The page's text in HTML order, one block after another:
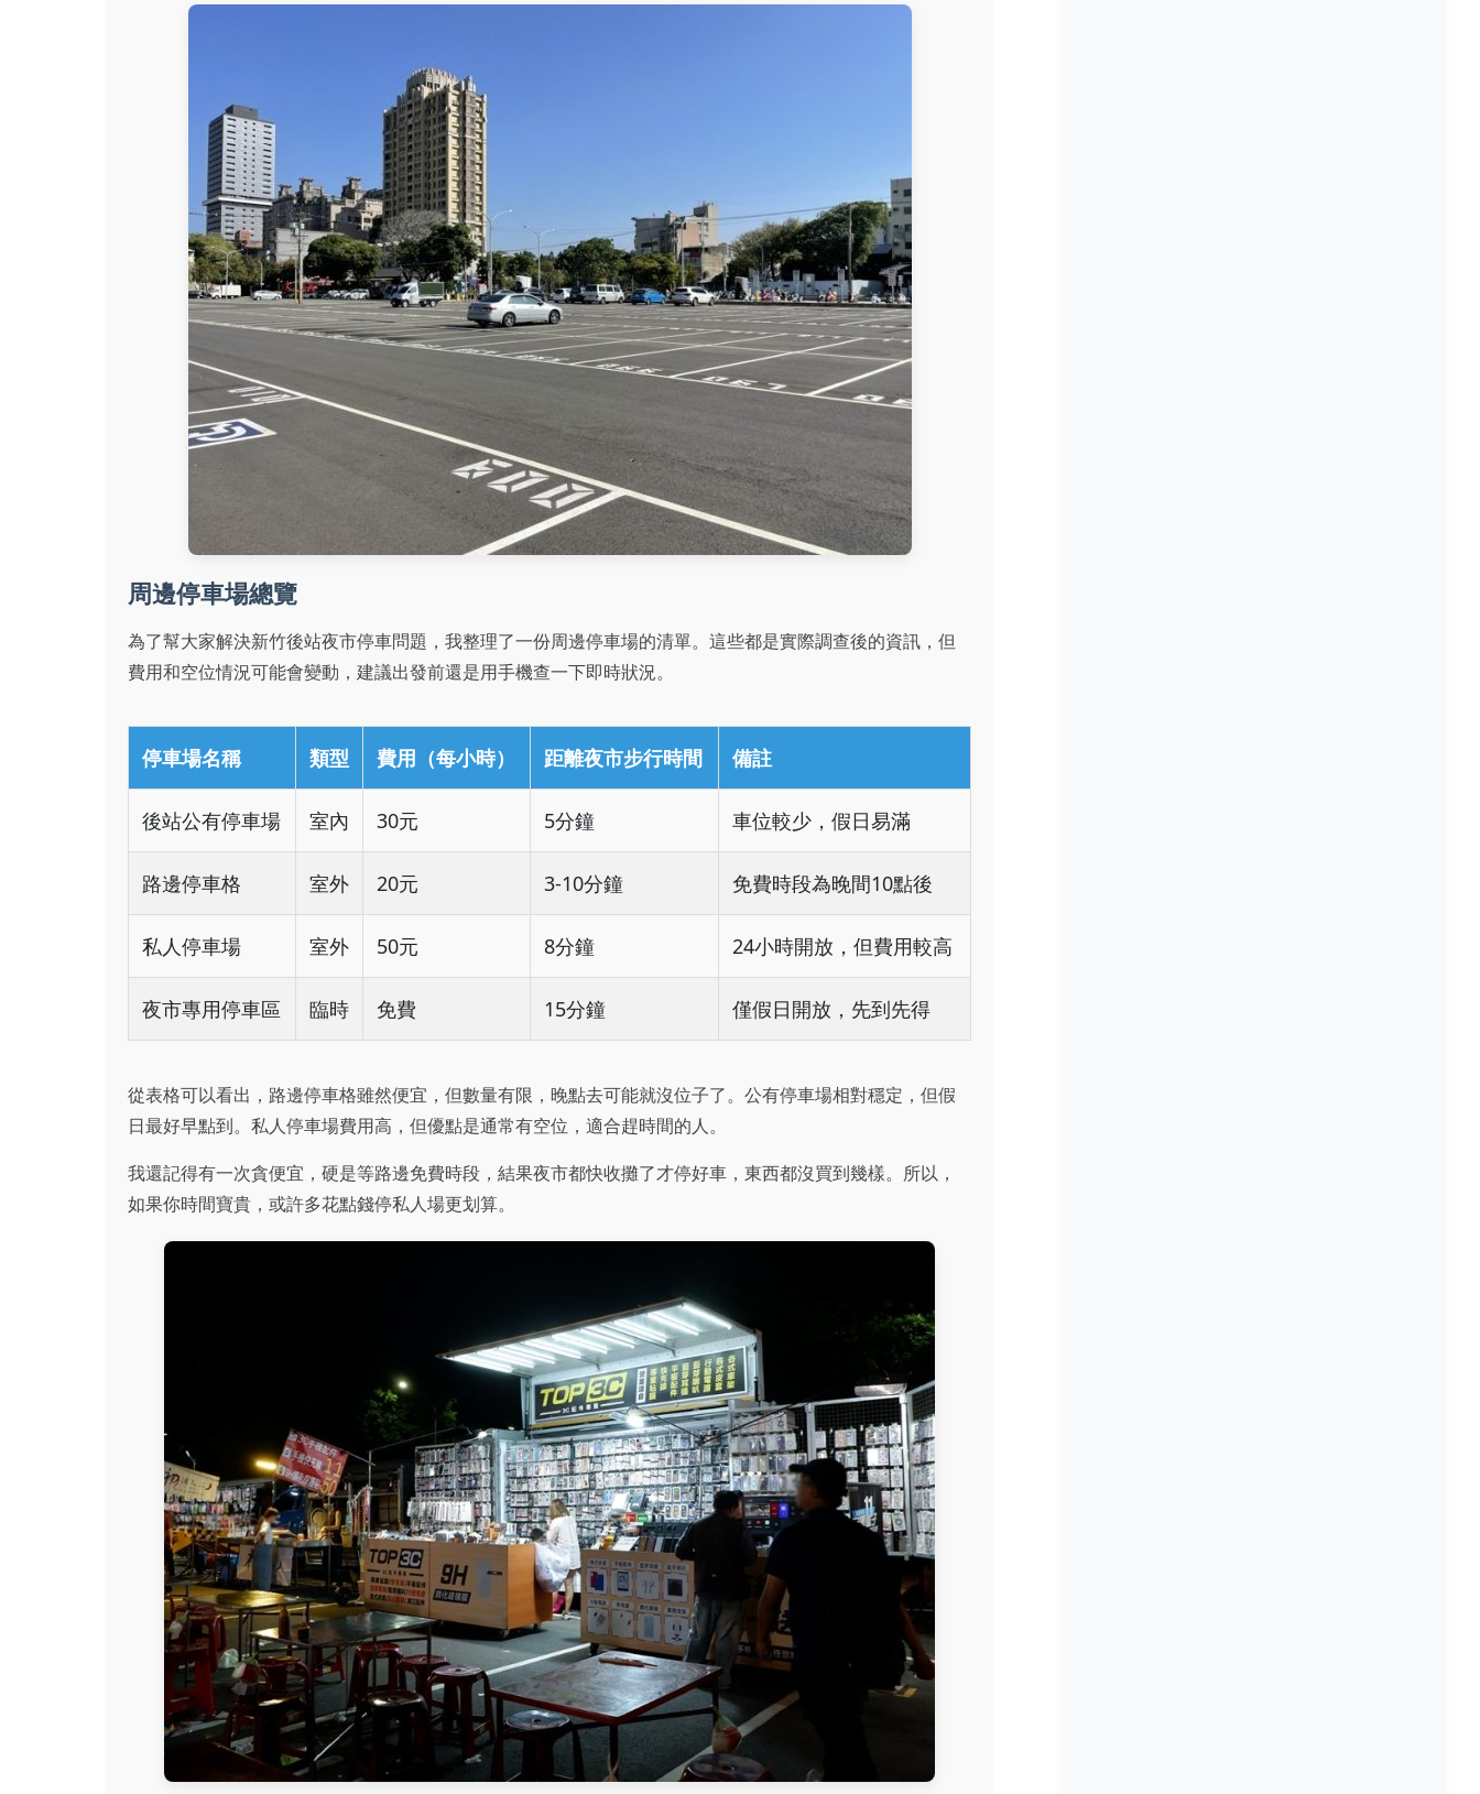
周邊停車場總覽
為了幫大家解決新竹後站夜市停車問題，我整理了一份周邊停車場的清單。這些都是實際調查後的資訊，但
費用和空位情況可能會變動，建議出發前還是用手機查一下即時狀況。
停車場名稱 類型 費用（每小時） 距離夜市步行時間 備註
後站公有停車場 室內 30元 5分鐘 車位較少，假日易滿
路邊停車格 室外 20元 3-10分鐘 免費時段為晚間10點後
私人停車場 室外 50元 8分鐘 24小時開放，但費用較高
夜市專用停車區 臨時 免費 15分鐘 僅假日開放，先到先得
從表格可以看出，路邊停車格雖然便宜，但數量有限，晚點去可能就沒位子了。公有停車場相對穩定，但假
日最好早點到。私人停車場費用高，但優點是通常有空位，適合趕時間的人。
我還記得有一次貪便宜，硬是等路邊免費時段，結果夜市都快收攤了才停好車，東西都沒買到幾樣。所以，
如果你時間寶貴，或許多花點錢停私人場更划算。